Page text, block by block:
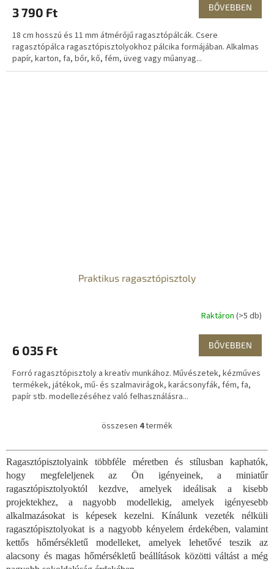
3 790 Ft BŐVEBBEN
18 cm hosszú és 11 mm átmérőjű ragasztópálcák. Csere
ragasztópálca ragasztópisztolyokhoz pálcika formájában. Alkalmas
papír, karton, fa, bőr, kő, fém, üveg vagy műanyag...
Praktikus ragasztópisztoly
Raktáron (>5 db)
6 035 Ft BŐVEBBEN
Forró ragasztópisztoly a kreatív munkához. Művészetek, kézműves
termékek, játékok, mű- és szalmavirágok, karácsonyfák, fém, fa,
papír stb. modellezéséhez való felhasználásra...
L
s
t
a
r
á
n
y
í
t
összesen 4termék
Ragasztópisztolyaink többféle méretben és stílusban kaphatók,
hogy megfeleljenek az Ön igényeinek, a miniatűr
ragasztópisztolyoktól kezdve, amelyek ideálisak a kisebb
projektekhez, a nagyobb modellekig, amelyek igényesebb
alkalmazásokat is képesek kezelni. Kínálunk vezeték nélküli
ragasztópisztolyokat is a nagyobb kényelem érdekében, valamint
kettős hőmérsékletű modelleket, amelyek lehetővé teszik az
alacsony és magas hőmérsékletű beállítások közötti váltást a még